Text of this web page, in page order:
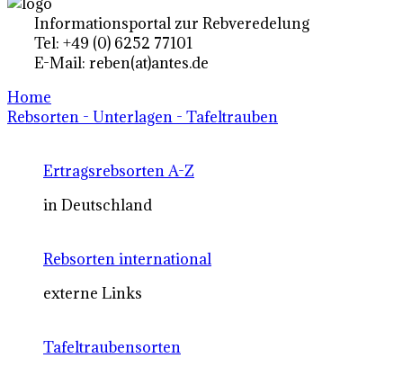
Informationsportal zur Rebveredelung
Tel: +49 (0) 6252 77101
E-Mail: reben(at)antes.de
Home
Rebsorten - Unterlagen - Tafeltrauben
Ertragsrebsorten A-Z
in Deutschland
Rebsorten international
externe Links
Tafeltraubensorten